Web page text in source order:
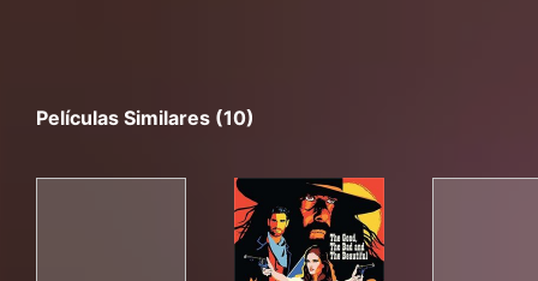
Películas Similares (10)